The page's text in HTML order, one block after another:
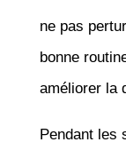
ne pas
bonne
améliorer la
Pendant les